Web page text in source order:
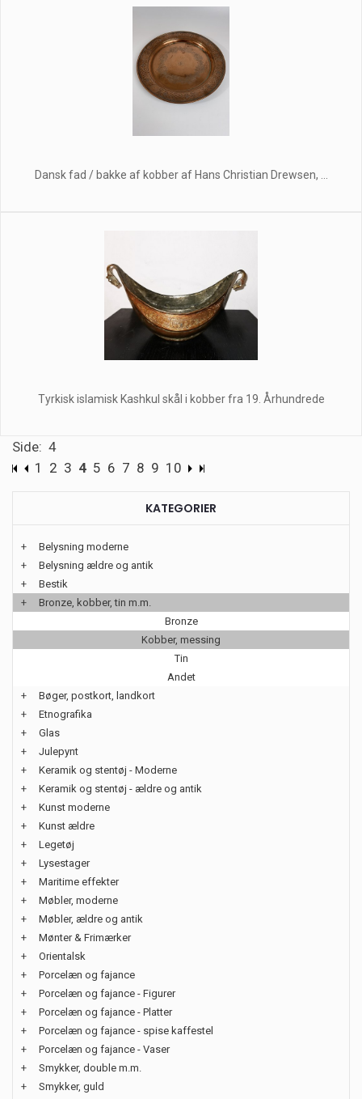
Dansk fad / bakke af kobber af Hans Christian Drewsen, ...
Tyrkisk islamisk Kashkul skål i kobber fra 19. Århundrede
Side: 4
1
2 3 4 5 6 7 8 9 10
KATEGORIER
+
Belysning moderne
+
Belysning ældre og antik
+
Bestik
+
Bronze, kobber, tin m.m.
Bronze
Kobber, messing
Tin
Andet
+
Bøger, postkort, landkort
+
Etnografika
+
Glas
+
Julepynt
+
Keramik og stentøj - Moderne
+
Keramik og stentøj - ældre og antik
+
Kunst moderne
+
Kunst ældre
+
Legetøj
+
Lysestager
+
Maritime effekter
+
Møbler, moderne
+
Møbler, ældre og antik
+
Mønter & Frimærker
+
Orientalsk
+
Porcelæn og fajance
+
Porcelæn og fajance - Figurer
+
Porcelæn og fajance - Platter
+
Porcelæn og fajance - spise kaffestel
+
Porcelæn og fajance - Vaser
+
Smykker, double m.m.
+
Smykker, guld